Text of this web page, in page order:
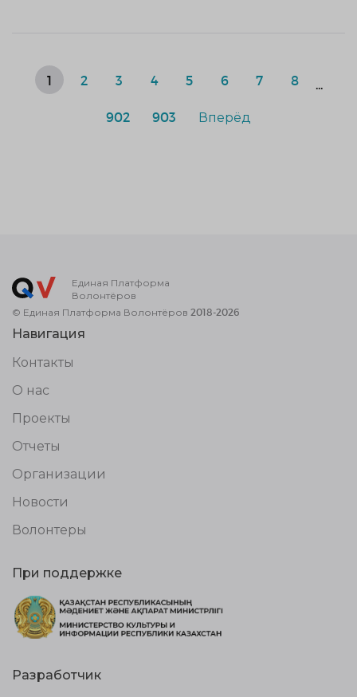
1 2 3 4 5 6 7 8
902 903 Вперёд
Единая Платформа
Волонтёров
© Единая Платформа Волонтёров 2018-2026
Навигация
Контакты
О нас
Проекты
Отчеты
Организации
Новости
Волонтеры
При поддержке
Разработчик